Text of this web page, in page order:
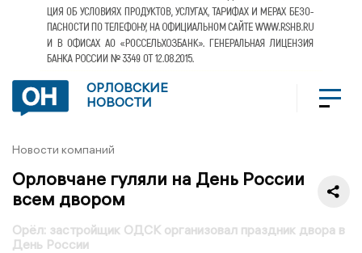
ОРЛОВСКИЕ
НОВОСТИ
Новости компаний
Орловчане гуляли на День России
всем двором
Орёл: застройщик ОДСК организовал праздник двора в
День России